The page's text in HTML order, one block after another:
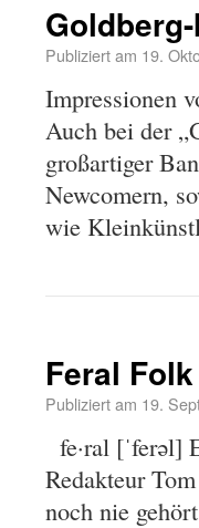
Publiziert am 19.
Impressionen
Auch bei der
großartiger
Newcomern,
wie
Feral
Publiziert am 19.
fe·ral [ˈferəl]
Redakteur
noch nie